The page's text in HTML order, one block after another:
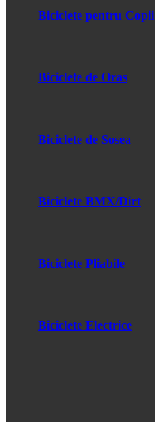
Biciclete pentru Copii
Biciclete de Oras
Biciclete de Sosea
Biciclete BMX/Dirt
Biciclete Pliabile
Biciclete Electrice